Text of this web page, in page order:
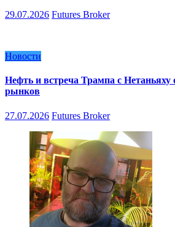
29.07.2026 Futures Broker
Новости
Нефть и встреча Трампа с Нетаньяху
рынков
27.07.2026 Futures Broker